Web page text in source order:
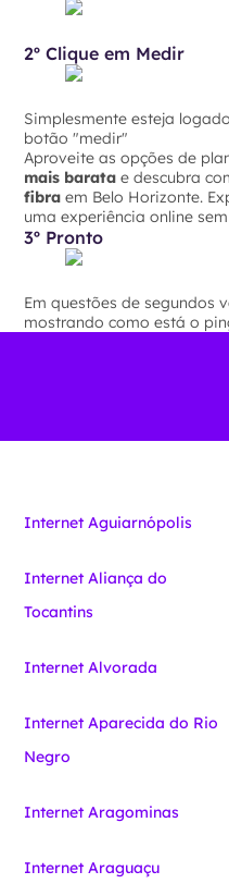
2º Clique em Medir
Simplesmente esteja
botão "medir"
Aproveite as opções de
mais barata e descubra
fibra em Belo Horizonte.
uma experiência online
3º Pronto
Em questões de segundos
mostrando como está o
Internet Aguiarnópolis
Internet Aliança do
Tocantins
Internet Alvorada
Internet Aparecida do Rio
Negro
Internet Aragominas
Internet Araguaçu